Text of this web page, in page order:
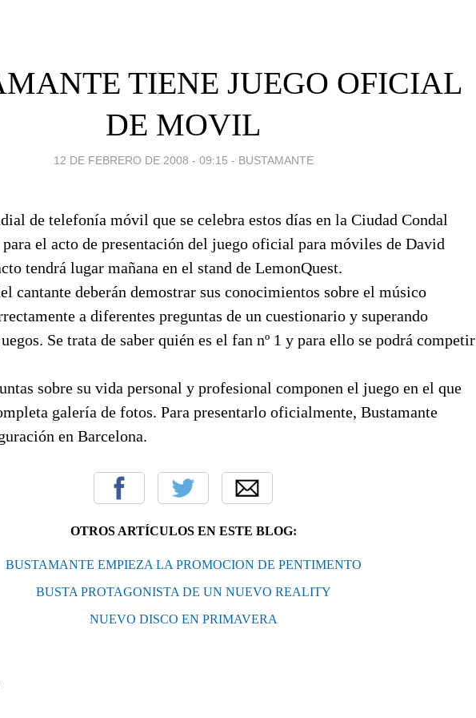
TIENE JUEGO OFICIAL
DE MOVIL
12 DE FEBRERO DE 2008 - 09:15 - BUSTAMANTE
de telefonía móvil que se celebra estos días en la Ciudad Condal
para el acto de presentación del juego oficial para móviles de David
tendrá lugar mañana en el stand de LemonQuest.
cantante deberán demostrar sus conocimientos sobre el músico
a diferentes preguntas de un cuestionario y superando
Se trata de saber quién es el fan nº 1 y para ello se podrá competir
sobre su vida personal y profesional componen el juego en el que
galería de fotos. Para presentarlo oficialmente, Bustamante
en Barcelona.
OTROS ARTÍCULOS EN ESTE BLOG:
BUSTAMANTE EMPIEZA LA PROMOCION DE PENTIMENTO
BUSTA PROTAGONISTA DE UN NUEVO REALITY
NUEVO DISCO EN PRIMAVERA